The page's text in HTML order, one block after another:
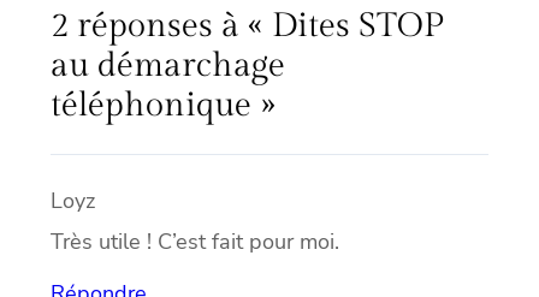
2 réponses à « Dites STOP
au démarchage
téléphonique »
Loyz
Très utile ! C’est fait pour moi.